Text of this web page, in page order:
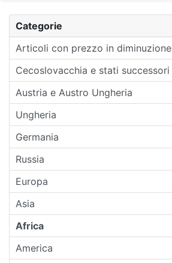
Categorie
Articoli con prezzo in diminuzione
Cecoslovacchia e stati successori
Austria e Austro Ungheria
Ungheria
Germania
Russia
Europa
Asia
Africa
America